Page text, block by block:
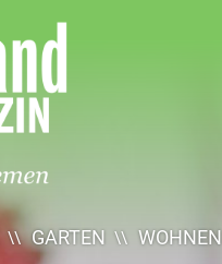
GARTEN WOHNEN